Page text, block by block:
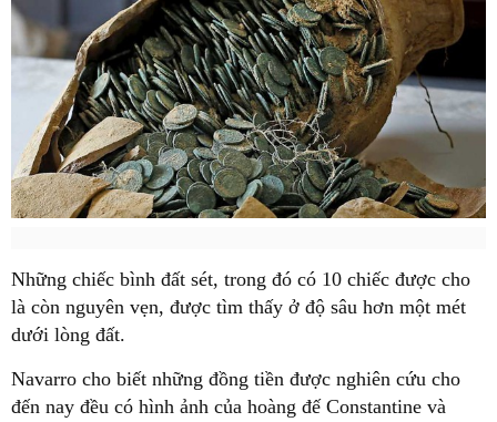
Những chiếc bình đất sét, trong đó có 10 chiếc được cho
là còn nguyên vẹn, được tìm thấy ở độ sâu hơn một mét
dưới lòng đất.
Navarro cho biết những đồng tiền được nghiên cứu cho
đến nay đều có hình ảnh của hoàng đế Constantine và